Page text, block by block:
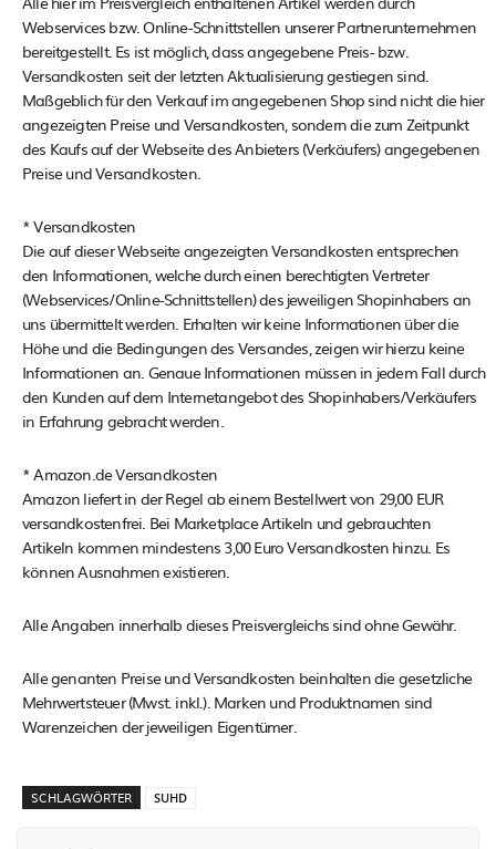
Webservices bzw. Online-Schnittstellen unserer Partnerunternehmen
bereitgestellt. Es ist möglich, dass angegebene Preis- bzw.
Versandkosten seit der letzten Aktualisierung gestiegen sind.
Maßgeblich für den Verkauf im angegebenen Shop sind nicht die hier
angezeigten Preise und Versandkosten, sondern die zum Zeitpunkt
des Kaufs auf der Webseite des Anbieters (Verkäufers) angegebenen
Preise und Versandkosten.
* Versandkosten
Die auf dieser Webseite angezeigten Versandkosten entsprechen
den Informationen, welche durch einen berechtigten Vertreter
(Webservices/Online-Schnittstellen) des jeweiligen Shopinhabers an
uns übermittelt werden. Erhalten wir keine Informationen über die
Höhe und die Bedingungen des Versandes, zeigen wir hierzu keine
Informationen an. Genaue Informationen müssen in jedem Fall durch
den Kunden auf dem Internetangebot des Shopinhabers/Verkäufers
in Erfahrung gebracht werden.
* Amazon.de Versandkosten
Amazon liefert in der Regel ab einem Bestellwert von 29,00 EUR
versandkostenfrei. Bei Marketplace Artikeln und gebrauchten
Artikeln kommen mindestens 3,00 Euro Versandkosten hinzu. Es
können Ausnahmen existieren.
Alle Angaben innerhalb dieses Preisvergleichs sind ohne Gewähr.
Alle genanten Preise und Versandkosten beinhalten die gesetzliche
Mehrwertsteuer (Mwst. inkl.). Marken und Produktnamen sind
Warenzeichen der jeweiligen Eigentümer.
SCHLAGWÖRTER SUHD